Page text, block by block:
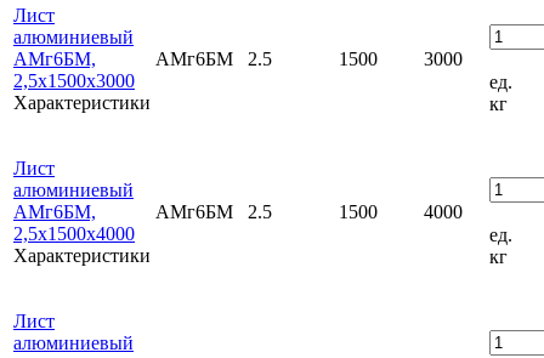
Лист
алюминиевый
АМг6БМ,
2,5х1500х3000
Характеристики
АМг6БМ 2.5 1500
3000
ед.
кг
Лист
алюминиевый
АМг6БМ,
2,5х1500х4000
Характеристики
АМг6БМ 2.5 1500
4000
ед.
кг
Лист
алюминиевый